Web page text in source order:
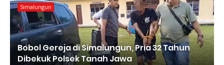
Simalungun
Bobol Gereja di Simalungun, Pria 32 Tahun
Dibekuk Polsek Tanah Jawa